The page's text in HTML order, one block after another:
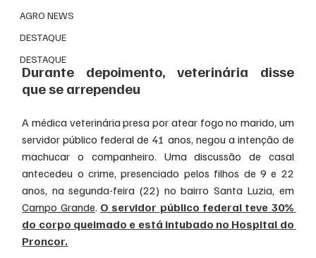
AGRO NEWS
DESTAQUE
DESTAQUE
Durante depoimento, veterinária disse
que se arrependeu
A médica veterinária presa por atear fogo no marido, um
servidor público federal de 41 anos, negou a intenção de
machucar o companheiro. Uma discussão de casal
antecedeu o crime, presenciado pelos filhos de 9 e 22
anos, na segunda-feira (22) no bairro Santa Luzia, em
Campo Grande. O servidor público federal teve 30%
do corpo queimado e está intubado no Hospital do
Proncor.